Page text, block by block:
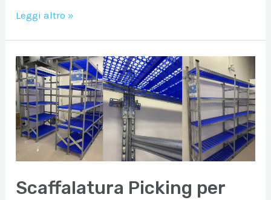
Scaffalatura
incastro
per
biblioteca
Leggi altro »
Scaffalatura Picking per